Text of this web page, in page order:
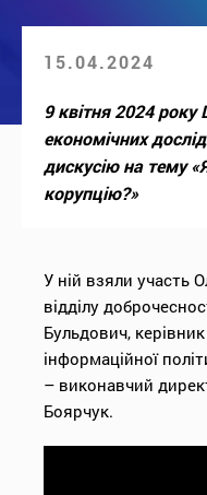
15.04.2024
9 квітня 2024 року
економічних
дискусію на тему
корупцію?»
У ній взяли участь
відділу
Бульдович,
інформаційної
– виконавчий
Боярчук.